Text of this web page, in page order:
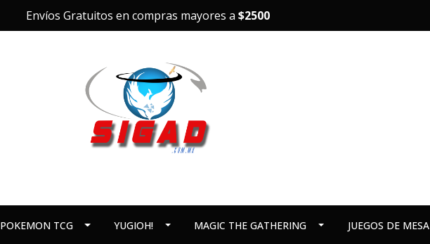
Envíos Gratuitos en compras mayores a $2500
POKEMON TCG YUGIOH! MAGIC THE GATHERING JUEGOS DE MESA